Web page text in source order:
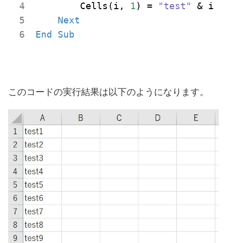
        Cells(i,
1) = "test"
& i
Next
End
Sub
このコードの実行結果は以下のようになります。